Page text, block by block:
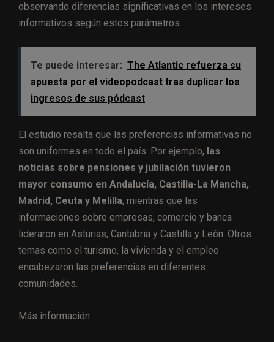
observando diferencias significativas en los intereses
informativos según estos parámetros.
Te puede interesar: The Atlantic refuerza su
apuesta por el videopodcast tras duplicar los
ingresos de sus pódcast
El estudio resalta que las preferencias informativas no
son uniformes en todo el país. Por ejemplo, las
noticias sobre pensiones y jubilación tuvieron
mayor consumo en Andalucía, Castilla-La Mancha,
Madrid, Ceuta y Melilla, mientras que las
informaciones sobre empresas, comercio y banca
lideraron en Asturias, Cantabria y Castilla y León. Otros
temas como el turismo, la vivienda y el empleo
encabezaron las preferencias en diferentes
comunidades.
Más información: